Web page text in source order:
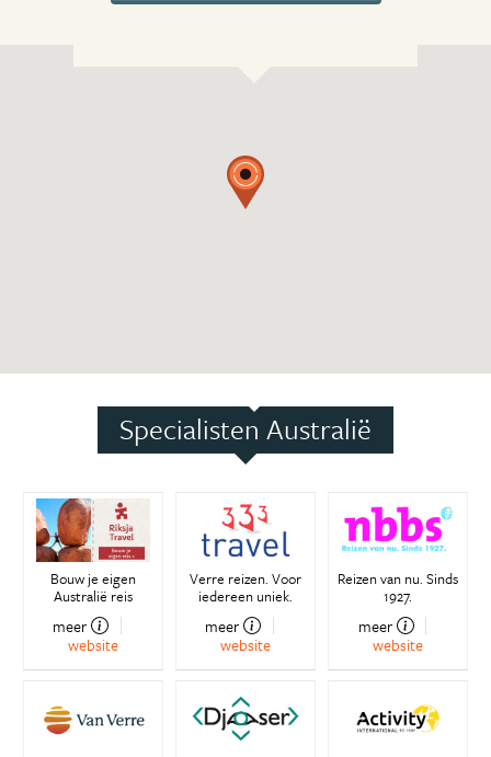
Specialisten Australië
Bouw je eigen
Australië reis
meer
website
Verre reizen. Voor
iedereen uniek.
meer
website
Reizen van nu. Sinds
1927.
meer
website